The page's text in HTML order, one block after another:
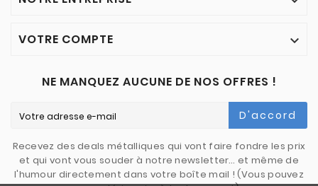
VOTRE COMPTE 
NE MANQUEZ AUCUNE DE NOS OFFRES !
D'accord
Recevez des deals métalliques qui vont faire fondre les prix
et qui vont vous souder à notre newsletter… et même de
l'humour directement dans votre boîte mail ! (Vous pouvez